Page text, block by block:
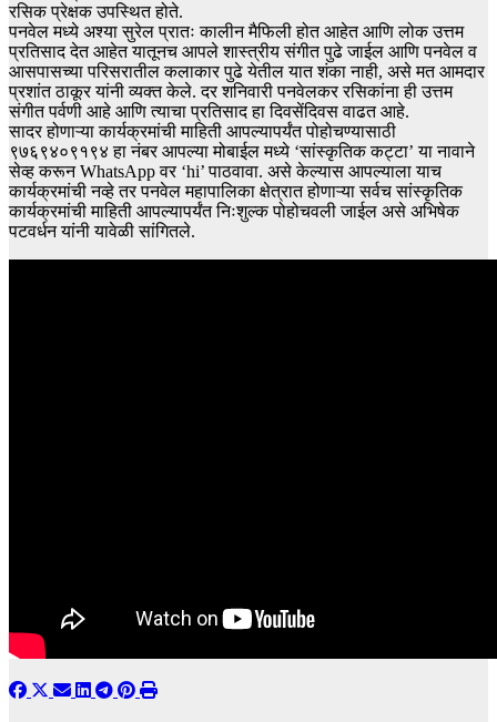
रसिक प्रेक्षक उपस्थित होते.
पनवेल मध्ये अश्या सुरेल प्रातः कालीन मैफिली होत आहेत आणि लोक उत्तम
प्रतिसाद देत आहेत यातूनच आपले शास्त्रीय संगीत पुढे जाईल आणि पनवेल व
आसपासच्या परिसरातील कलाकार पुढे येतील यात शंका नाही, असे मत आमदार
प्रशांत ठाकूर यांनी व्यक्त केले. दर शनिवारी पनवेलकर रसिकांना ही उत्तम
संगीत पर्वणी आहे आणि त्याचा प्रतिसाद हा दिवसेंदिवस वाढत आहे.
सादर होणाऱ्या कार्यक्रमांची माहिती आपल्यापर्यंत पोहोचण्यासाठी
९७६९४०९१९४ हा नंबर आपल्या मोबाईल मध्ये ‘सांस्कृतिक कट्टा’ या नावाने
सेव्ह करून WhatsApp वर ‘hi’ पाठवावा. असे केल्यास आपल्याला याच
कार्यक्रमांची नव्हे तर पनवेल महापालिका क्षेत्रात होणाऱ्या सर्वच सांस्कृतिक
कार्यक्रमांची माहिती आपल्यापर्यंत निःशुल्क पोहोचवली जाईल असे अभिषेक
पटवर्धन यांनी यावेळी सांगितले.